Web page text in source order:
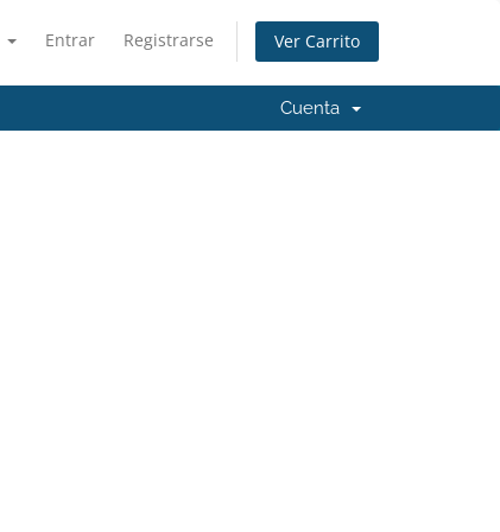
Entrar Registrarse Ver Carrito
Cuenta